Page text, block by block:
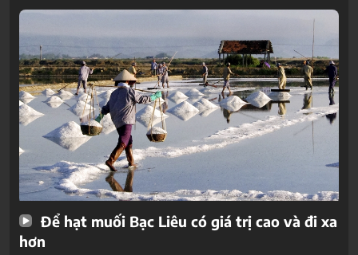
Để hạt muối Bạc Liêu có giá trị cao và đi xa
hơn